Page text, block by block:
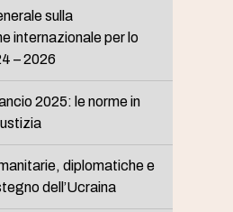
sulla
internazionale per lo
– 2026
2025: le norme in
diplomatiche e
dell’Ucraina